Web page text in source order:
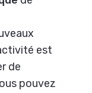
est
de
pouvez